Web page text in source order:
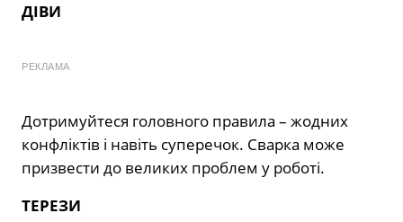
ДІВИ
РЕКЛАМА
Дотримуйтеся головного правила – жодних
конфліктів і навіть суперечок. Сварка може
призвести до великих проблем у роботі.
ТЕРЕЗИ